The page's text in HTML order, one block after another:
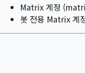
Matrix 계정
봇 전용 Matrix 계